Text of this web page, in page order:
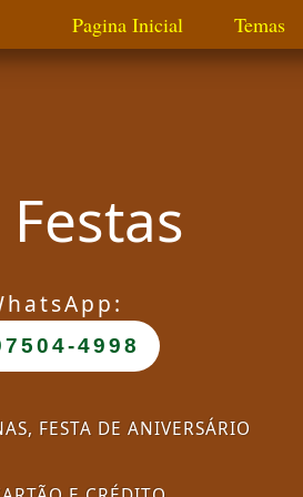
Pagina Inicial Temas
4998
FESTA DE ANIVERSÁRIO